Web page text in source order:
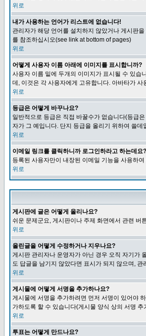
위로
내가 사용하는 언어가 리스트에 없습니다!
관리자가 해당 언어를 설치하지 않았거나 게시판
를 참조하십시오(see link at bottom of pages)
위로
어떻게 사용자 이름 아래에 이미지를 표시합니까?
사용자 이름 밑에 두개의 이미지가 표시될 수 있습
데, 이것은 각 사용자에게 고유합니다. 아바타가
위로
등급은 어떻게 바꾸나요?
일반적으로 등급은 직접 바꿀수가 없습니다(등급
자가 그 예입니다. 단지 등급을 올리기 위하여 쓸
위로
이메일 링크를 클릭하니까 로그인하라고 하는데요?
등록된 사용자만이 내장된 이메일 기능을 사용하
위로
게시판에 글은 어떻게 올리나요?
쉬운 문제군요, 게시판이나 주제 화면에서 관련 버
위로
올린글을 어떻게 수정하거나 지우나요?
게시판 관리자나 운영자가 아닌 경우 오직 자기가
도 답글을 남기지 않았다면 표시가 되지 않으며,
위로
게시물에 어떻게 서명을 추가하나요?
게시물에 서명을 추가하려면 먼저 서명이 있어야
가하도록 할 수 있습니다(게시물 양식 상의 서명
위로
투표는 어떻게 만드나요?